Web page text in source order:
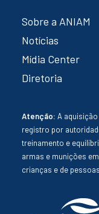
Sobre a ANIAM
Notícias
Mídia Center
Diretoria
Atenção: A
registro por
treinamento e
armas e munições
crianças e de